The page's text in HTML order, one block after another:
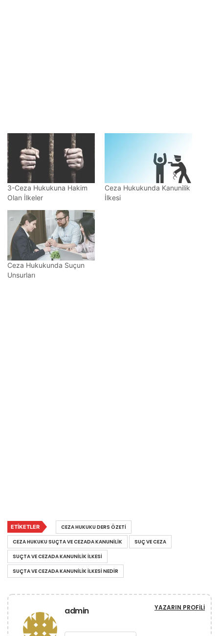
3-Ceza Hukukuna Hakim
Olan İlkeler
Ceza Hukukunda Kanunilik
İlkesi
Ceza Hukukunda Suçun
Unsurları
ETIKETLER
CEZA HUKUKU DERS ÖZETI
CEZA HUKUKU SUÇTA VE CEZADA KANUNILIK
SUÇ VE CEZA
SUÇTA VE CEZADA KANUNILIK ILKESI
SUÇTA VE CEZADA KANUNILIK ILKESI NEDIR
admin YAZARIN PROFILI